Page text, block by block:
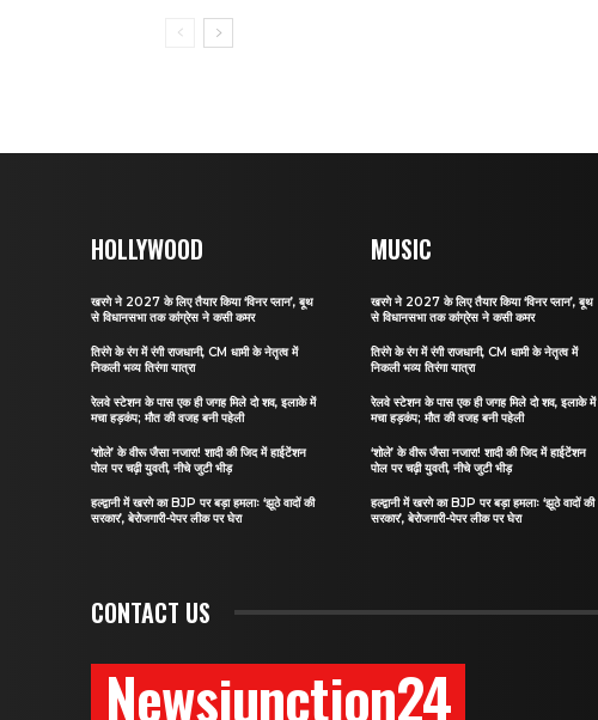
HOLLYWOOD
खरगे ने 2027 के लिए तैयार किया ‘विनर प्लान’, बूथ
से विधानसभा तक कांग्रेस ने कसी कमर
तिरंगे के रंग में रंगी राजधानी, CM धामी के नेतृत्व में
निकली भव्य तिरंगा यात्रा
रेलवे स्टेशन के पास एक ही जगह मिले दो शव, इलाके में
मचा हड़कंप; मौत की वजह बनी पहेली
‘शोले’ के वीरू जैसा नजारा! शादी की जिद में हाईटेंशन
पोल पर चढ़ी युवती, नीचे जुटी भीड़
हल्द्वानी में खरगे का BJP पर बड़ा हमलाः ‘झूठे वादों की
सरकार’, बेरोजगारी-पेपर लीक पर घेरा
MUSIC
खरगे ने 2027 के लिए तैयार किया ‘विनर प्लान’, बूथ
से विधानसभा तक कांग्रेस ने कसी कमर
तिरंगे के रंग में रंगी राजधानी, CM धामी के नेतृत्व में
निकली भव्य तिरंगा यात्रा
रेलवे स्टेशन के पास एक ही जगह मिले दो शव, इलाके में
मचा हड़कंप; मौत की वजह बनी पहेली
‘शोले’ के वीरू जैसा नजारा! शादी की जिद में हाईटेंशन
पोल पर चढ़ी युवती, नीचे जुटी भीड़
हल्द्वानी में खरगे का BJP पर बड़ा हमलाः ‘झूठे वादों की
सरकार’, बेरोजगारी-पेपर लीक पर घेरा
CONTACT US
Newsjunction24